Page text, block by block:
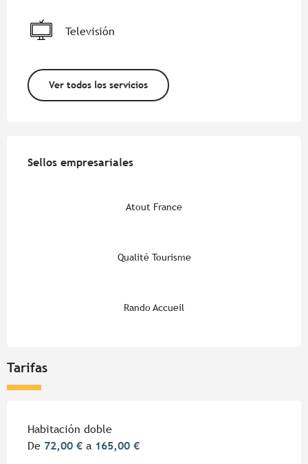
Televisión
Ver todos los servicios
Sellos empresariales
Sellos empresariales
Atout France
Qualité Tourisme
Rando Accueil
Tarifas
Tarifas 2026
Habitación doble
De 72,00 € a 165,00 €